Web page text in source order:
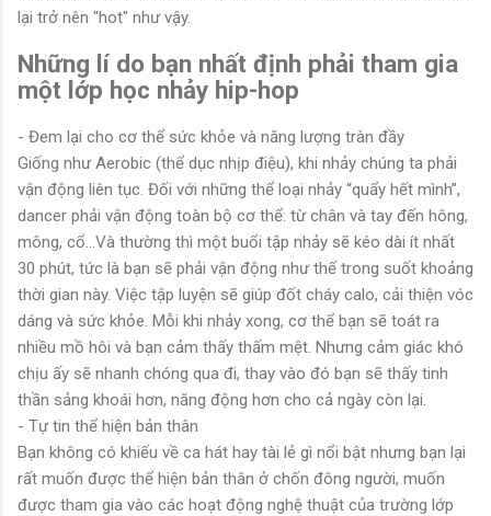
lại trở nên "hot" như vậy.
Những lí do bạn nhất định phải tham gia
một lớp học nhảy hip-hop
- Đem lại cho cơ thể sức khỏe và năng lượng tràn đầy
Giống như Aerobic (thể dục nhịp điệu), khi nhảy chúng ta phải
vận động liên tục. Đối với những thể loại nhảy “quẩy hết mình”,
dancer phải vận động toàn bộ cơ thể: từ chân và tay đến hông,
mông, cổ...Và thường thì một buổi tập nhảy sẽ kéo dài ít nhất
30 phút, tức là bạn sẽ phải vận động như thế trong suốt khoảng
thời gian này. Việc tập luyện sẽ giúp đốt cháy calo, cải thiện vóc
dáng và sức khỏe. Mỗi khi nhảy xong, cơ thể bạn sẽ toát ra
nhiều mồ hôi và bạn cảm thấy thấm mệt. Nhưng cảm giác khó
chịu ấy sẽ nhanh chóng qua đi, thay vào đó bạn sẽ thấy tinh
thần sảng khoái hơn, năng động hơn cho cả ngày còn lại.
- Tự tin thể hiện bản thân
Bạn không có khiếu về ca hát hay tài lẻ gì nổi bật nhưng bạn lại
rất muốn được thể hiện bản thân ở chốn đông người, muốn
được tham gia vào các hoạt động nghệ thuật của trường lớp